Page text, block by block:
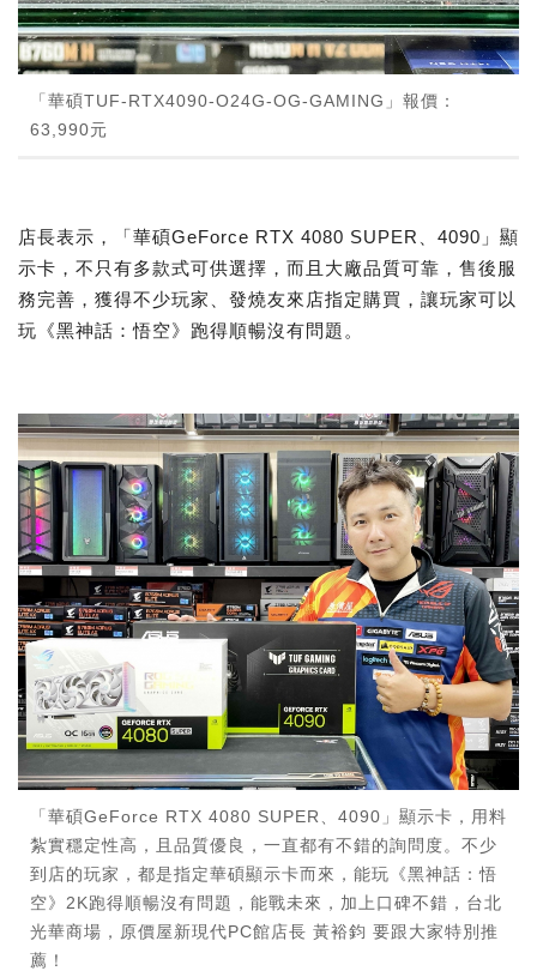
「華碩TUF-RTX4090-O24G-OG-GAMING」報價：
63,990元
店長表示，「華碩GeForce RTX 4080 SUPER、4090」顯
示卡，不只有多款式可供選擇，而且大廠品質可靠，售後服
務完善，獲得不少玩家、發燒友來店指定購買，讓玩家可以
玩《黑神話：悟空》跑得順暢沒有問題。
「華碩GeForce RTX 4080 SUPER、4090」顯示卡，用料
紮實穩定性高，且品質優良，一直都有不錯的詢問度。不少
到店的玩家，都是指定華碩顯示卡而來，能玩《黑神話：悟
空》2K跑得順暢沒有問題，能戰未來，加上口碑不錯，台北
光華商場，原價屋新現代PC館店長 黃裕鈞 要跟大家特別推
薦！